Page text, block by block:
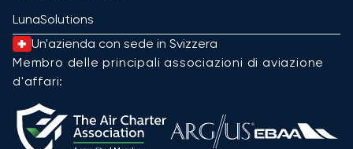
LunaSolutions
Un'azienda con sede in Svizzera
Membro delle principali associazioni di aviazione
d'affari: